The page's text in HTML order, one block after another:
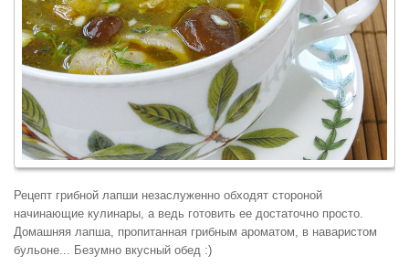
Рецепт грибной лапши незаслуженно обходят стороной
начинающие кулинары, а ведь готовить ее достаточно просто.
Домашняя лапша, пропитанная грибным ароматом, в наваристом
бульоне... Безумно вкусный обед :)